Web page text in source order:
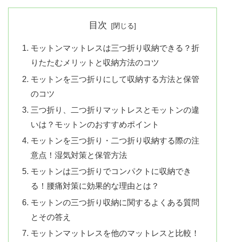
目次
モットンマットレスは三つ折り収納できる？折
りたたむメリットと収納方法のコツ
モットンを三つ折りにして収納する方法と保管
のコツ
三つ折り、二つ折りマットレスとモットンの違
いは？モットンのおすすめポイント
モットンを三つ折り・二つ折り収納する際の注
意点！湿気対策と保管方法
モットンは三つ折りでコンパクトに収納でき
る！腰痛対策に効果的な理由とは？
モットンの三つ折り収納に関するよくある質問
とその答え
モットンマットレスを他のマットレスと比較！